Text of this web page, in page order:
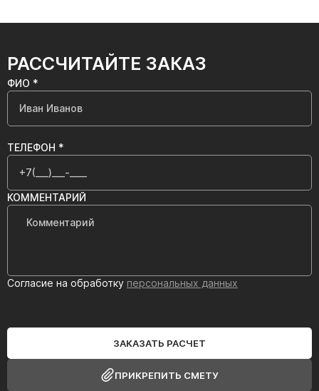
РАССЧИТАЙТЕ ЗАКАЗ
ФИО *
ТЕЛЕФОН *
КОММЕНТАРИЙ
Согласие на обработку персональных данных
ЗАКАЗАТЬ РАСЧЕТ
ПРИКРЕПИТЬ СМЕТУ